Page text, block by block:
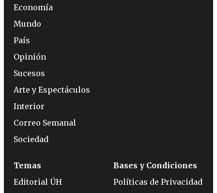
Economía
Mundo
País
Opinión
Sucesos
Arte y Espectáculos
Interior
Correo Semanal
Sociedad
Temas
Editorial ÚH
Bases y Condiciones
Políticas de Privacidad